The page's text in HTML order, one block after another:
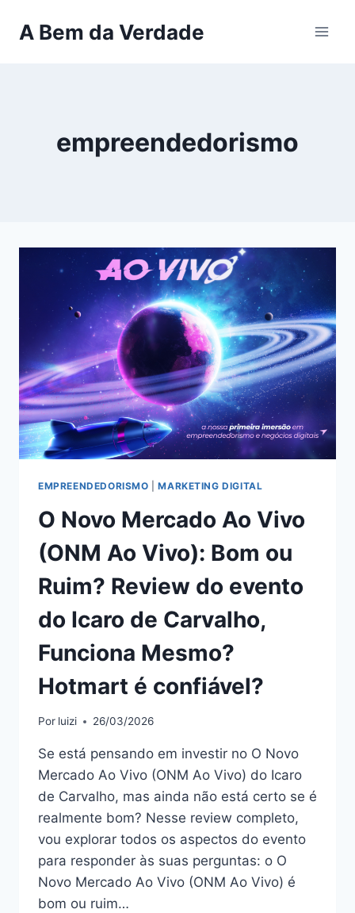
paraA Bem da Verdade
empreendedorismo
EMPREENDEDORISMO |MARKETING DIGITAL
O Novo Mercado Ao Vivo
(ONM Ao Vivo): Bom ou
Ruim? Review do evento
do Icaro de Carvalho,
Funciona Mesmo?
Hotmart é confiável?
Por luizi 26/03/2026
Se está pensando em investir no O Novo
Mercado Ao Vivo (ONM Ao Vivo) do Icaro
de Carvalho, mas ainda não está certo se é
realmente bom? Nesse review completo,
vou explorar todos os aspectos do evento
para responder às suas perguntas: o O
Novo Mercado Ao Vivo (ONM Ao Vivo) é
bom ou ruim…